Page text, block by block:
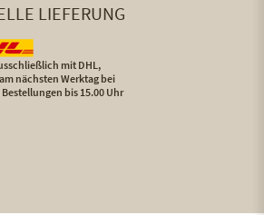
LIEFERUNG
mit DHL,
nächsten Werktag bei
bis 15.00 Uhr